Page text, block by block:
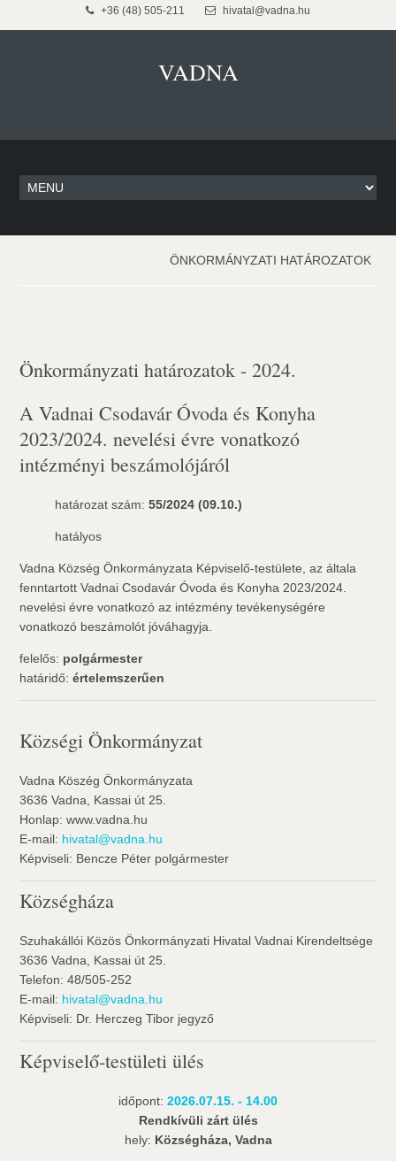
+36 (48) 505-211 hivatal@vadna.hu
VADNA
ÖNKORMÁNYZATI HATÁROZATOK
Önkormányzati határozatok - 2024.
A Vadnai Csodavár Óvoda és Konyha
2023/2024. nevelési évre vonatkozó
intézményi beszámolójáról
határozat szám:55/2024 (09.10.)
hatályos
Vadna Község Önkormányzata Képviselő-testülete, az általa
fenntartott Vadnai Csodavár Óvoda és Konyha 2023/2024.
nevelési évre vonatkozó az intézmény tevékenységére
vonatkozó beszámolót jóváhagyja.
felelős: polgármester
határidő:értelemszerűen
Községi Önkormányzat
Vadna Köszég Önkormányzata
3636 Vadna, Kassai út 25.
Honlap: www.vadna.hu
E-mail: hivatal@vadna.hu
Képviseli: Bencze Péter polgármester
Községháza
Szuhakállói Közös Önkormányzati Hivatal Vadnai Kirendeltsége
3636 Vadna, Kassai út 25.
Telefon: 48/505-252
E-mail: hivatal@vadna.hu
Képviseli: Dr. Herczeg Tibor jegyző
Képviselő-testületi ülés
időpont: 2026.07.15. - 14.00
Rendkívüli zárt ülés
hely: Községháza, Vadna